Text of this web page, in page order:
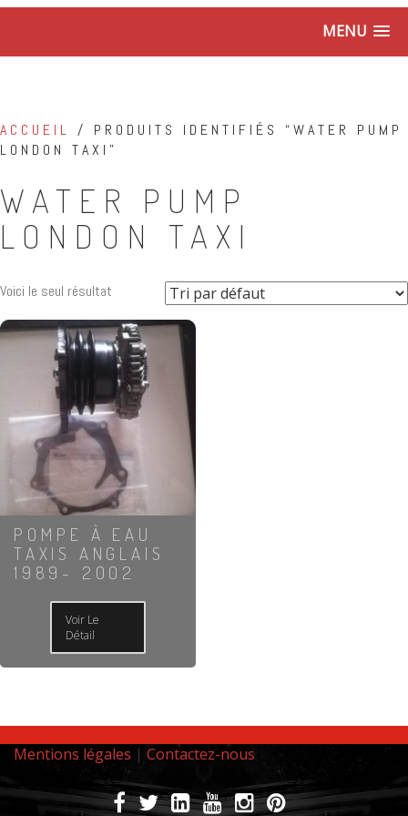
MENU
ACCUEIL / PRODUITS IDENTIFIÉS “WATER PUMP
LONDON TAXI”
WATER PUMP
LONDON TAXI
Voici le seul résultat
POMPE À EAU
TAXIS ANGLAIS
1989- 2002
Voir Le
Détail
Mentions légales | Contactez-nous